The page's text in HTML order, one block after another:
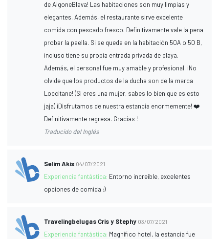
de AigoneBlava! Las habitaciones son muy limpias y
elegantes. Además, el restaurante sirve excelente
comida con pescado fresco. Definitivamente vale la pena
probar la paella. Si se queda en la habitación 50A o 50 B,
incluso tiene su propia entrada privada de playa.
Además, el personal fue muy amable y profesional. ¡No
olvide que los productos de la ducha son de la marca
Loccitane! (Si eres una mujer, sabes lo bien que es esto
jaja) ¡Disfrutamos de nuestra estancia enormemente! ❤️
Definitivamente regresa. Gracias !
Traducido del Inglés
Selim Akis 04/07/2021
Experiencia fantástica: Entorno increíble, excelentes
opciones de comida :)
Travelingbelugas Cris y Stephy 03/07/2021
Experiencia fantástica: Magnífico hotel, la estancia fue